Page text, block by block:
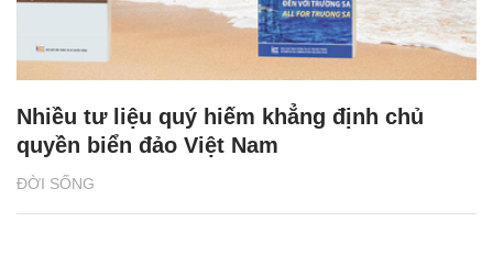
ĐỜI SỐNG
Nhiều tư liệu quý hiếm khẳng định chủ
quyền biển đảo Việt Nam